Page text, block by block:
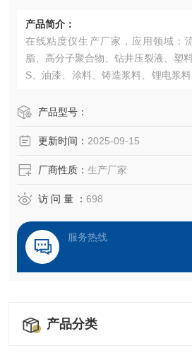
产品简介：
在线粘度仪生产厂家，应用领域：
脂、高分子聚合物、钻井压裂液、塑
S、油漆、涂料、铸造浆料、锂电浆
饮料、牛奶、药品、化学助剂、锡膏
产品型号：
更新时间： 2025-09-15
厂商性质： 生产厂家
访 问 量 ： 698
服务热线
产品分类